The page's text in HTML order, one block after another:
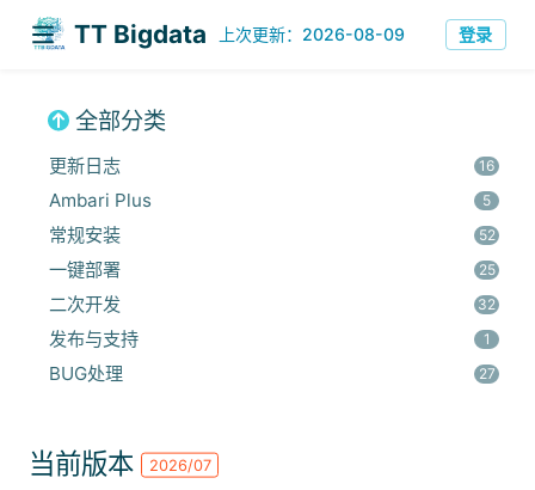
TT Bigdata 上次更新：2026-08-09 登录
全部分类
更新日志
16
Ambari Plus 5
常规安装 52
一键部署 25
二次开发 32
发布与支持 1
BUG处理 27
组件安装
当前版本 2026/07